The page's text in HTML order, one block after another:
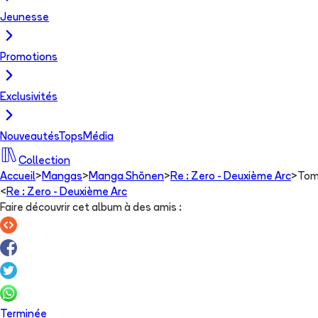
Jeunesse
Promotions
Exclusivités
NouveautésTops Média
Collection
Accueil> Mangas> Manga Shōnen> Re : Zero - Deuxième Arc>
< Re : Zero - Deuxième Arc
Faire découvrir cet album à des amis :
Terminée